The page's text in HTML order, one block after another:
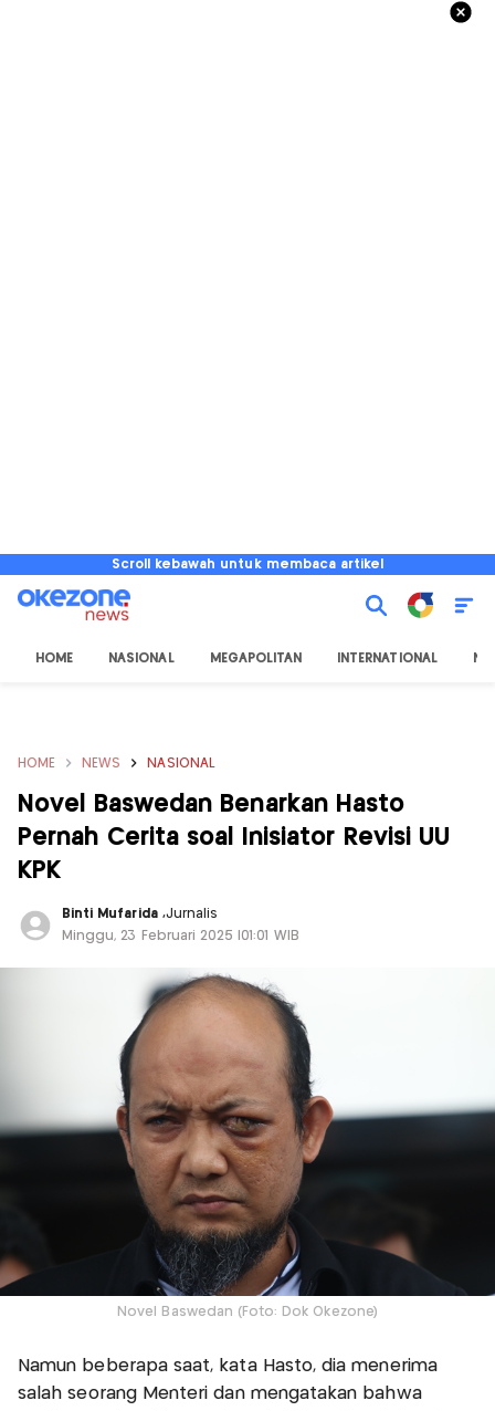
Scroll kebawah untuk membaca artikel
HOME NASIONAL MEGAPOLITAN INTERNATIONAL
HOME NEWS NASIONAL
Novel Baswedan Benarkan Hasto
Pernah Cerita soal Inisiator Revisi UU
KPK
Binti Mufarida ,Jurnalis
Minggu, 23 Februari 2025 |01:01 WIB
Novel Baswedan (Foto: Dok Okezone)
Namun beberapa saat, kata Hasto, dia menerima
salah seorang Menteri dan mengatakan bahwa